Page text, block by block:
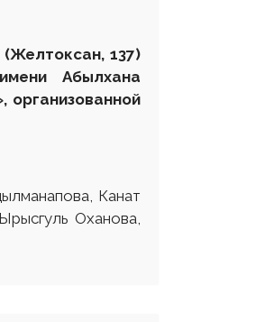
137)
Абылхана
организованной
Канат
Оханова,